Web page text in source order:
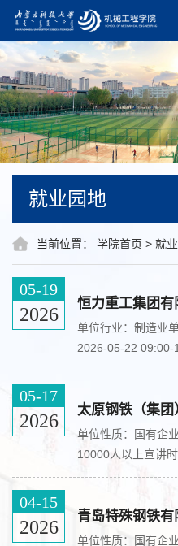
就业园地
当前位置： 学院首页 > 就
05-19
2026
恒力重工集团
单位行业：制造业
2026-05-22 09:00-
能厅宣讲学校：内
0411-66522607宣
园招聘简章一、企
纺织起步，现已布
05-17
2026
太原钢铁（集
单位性质：国有企
10000人以上宣讲
二）举办地点：第
tgzp@tisco.com.cn​
公司（简称“太钢集
04-15
2026
青岛特殊钢铁
单位性质：国有企